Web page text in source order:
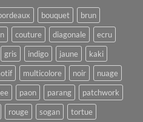
bouquet
brun
couture diagonale
ecru
gris indigo jaune
kaki
multicolore noir
nuage
paon parang
patchwork
rouge sogan
tortue